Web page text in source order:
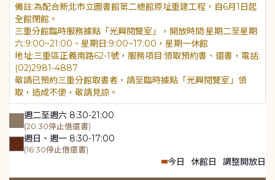
為配合新北市立圖書館第二總館原址重建工程，自6月1日起
全館閉館。
三重分館臨時服務據點「光興閱覽室」，開放時間:星期二至星期
六:9:00~21:00、星期日:9:00~17:00，星期一休館
地址:三重區正義南路62-1號，服務項目:領取預約書、還書，電話:
(02)2981-4887
敬請已預約三重分館取書者，請至臨時據點「光興閱覽室」領
取，造成不便，敬請見諒。
週二至週六 8:30-21:00
(20:30停止借還書)
週日、週一 8:30-17:00
(16:30停止借還書)
今日 休館日 調整開放日